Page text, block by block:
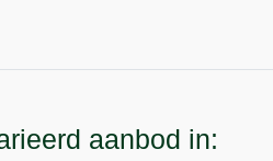
aanbod in: